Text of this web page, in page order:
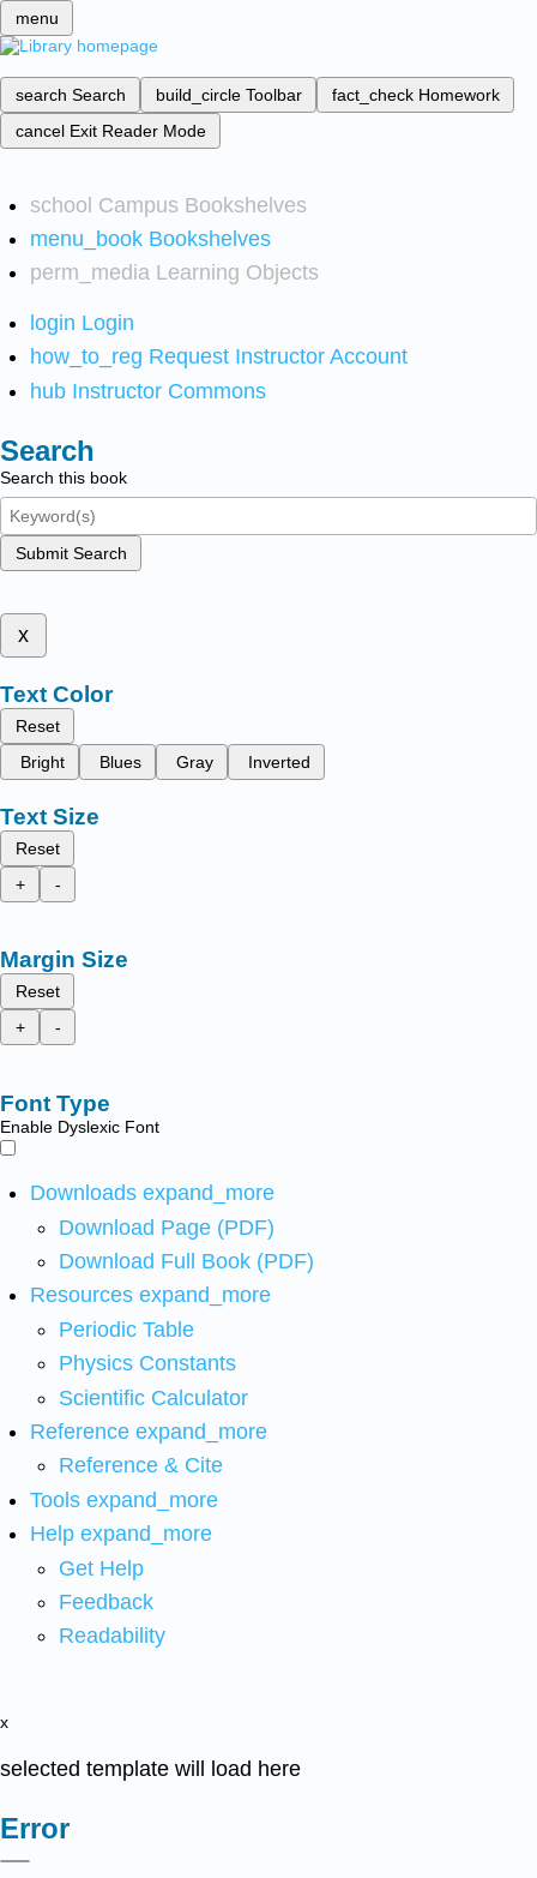
menu
search Search build_circle Toolbar fact_check Homework
cancel Exit Reader Mode
school Campus Bookshelves
menu_book Bookshelves
perm_media Learning Objects
login Login
how_to_reg Request Instructor Account
hub Instructor Commons
Search
Search this book
Submit Search
x
Text Color
Reset
Bright
Blues Gray Inverted
Text Size
Reset
+
-
Margin Size
Reset
+
-
Font Type
Enable Dyslexic Font
Downloads expand_more
Download Page (PDF)
Download Full Book (PDF)
Resources expand_more
Periodic Table
Physics Constants
Scientific Calculator
Reference expand_more
Reference & Cite
Tools expand_more
Help expand_more
Get Help
Feedback
Readability
x
selected template will load here
Error